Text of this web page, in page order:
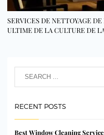
SERVICES DE NETTOYAGE
ULTIME DE LA CULTURE DE
RECENT POSTS
Best Window Cleaning